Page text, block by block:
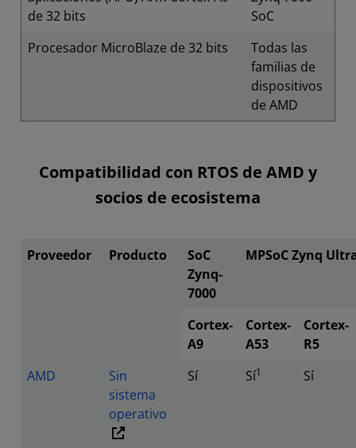
de 32 bits
SoC
Procesador MicroBlaze de 32 bits
Todas las
familias de
dispositivos
de AMD
Compatibilidad con RTOS de AMD y
socios de ecosistema
Proveedor Producto
SoC
Zynq-
7000
MPSoC Zynq
Cortex-
A9
Cortex-
A53
Cortex-
R5
AMD
Sin
sistema
operativo
Sí Sí1 Sí